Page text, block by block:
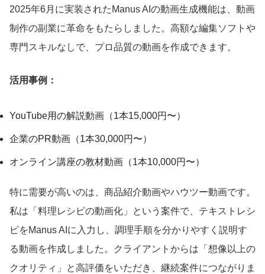
2025年6月に実装されたManus AIの動画生成機能は、動画
制作の副業に革命をもたらしました。高額な編集ソフトや
専門スキルなしで、プロ品質の動画を作成できます。
活用事例：
YouTube用の解説動画（1本15,000円〜）
企業のPR動画（1本30,000円〜）
オンライン講座の教材動画（1本10,000円〜）
特に需要が高いのは、商品紹介動画やハウツー動画です。
私は「料理レシピの動画化」という案件で、テキストレシ
ピをManus AIに入力し、調理手順を分かりやすく説明す
る動画を作成しました。クライアントからは「想像以上の
クオリティ」と高評価をいただき、継続案件につながりま